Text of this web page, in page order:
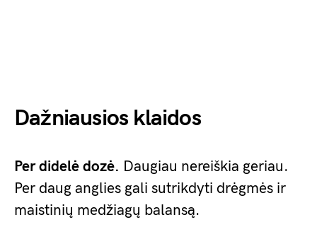
Dažniausios klaidos
Per didelė dozė. Daugiau nereiškia geriau.
Per daug anglies gali sutrikdyti drėgmės ir
maistinių medžiagų balansą.